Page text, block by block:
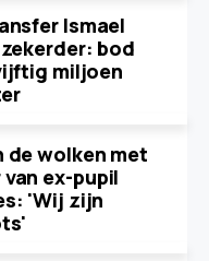
Ismael
bod
miljoen
de wolken met
ex-pupil
'Wij zijn